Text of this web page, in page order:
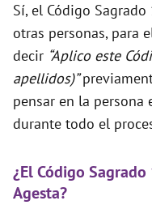
Sí, el Código
otras personas, para
decir “Aplico este
apellidos)”
pensar en la persona
durante todo el
¿El Código
Agesta?